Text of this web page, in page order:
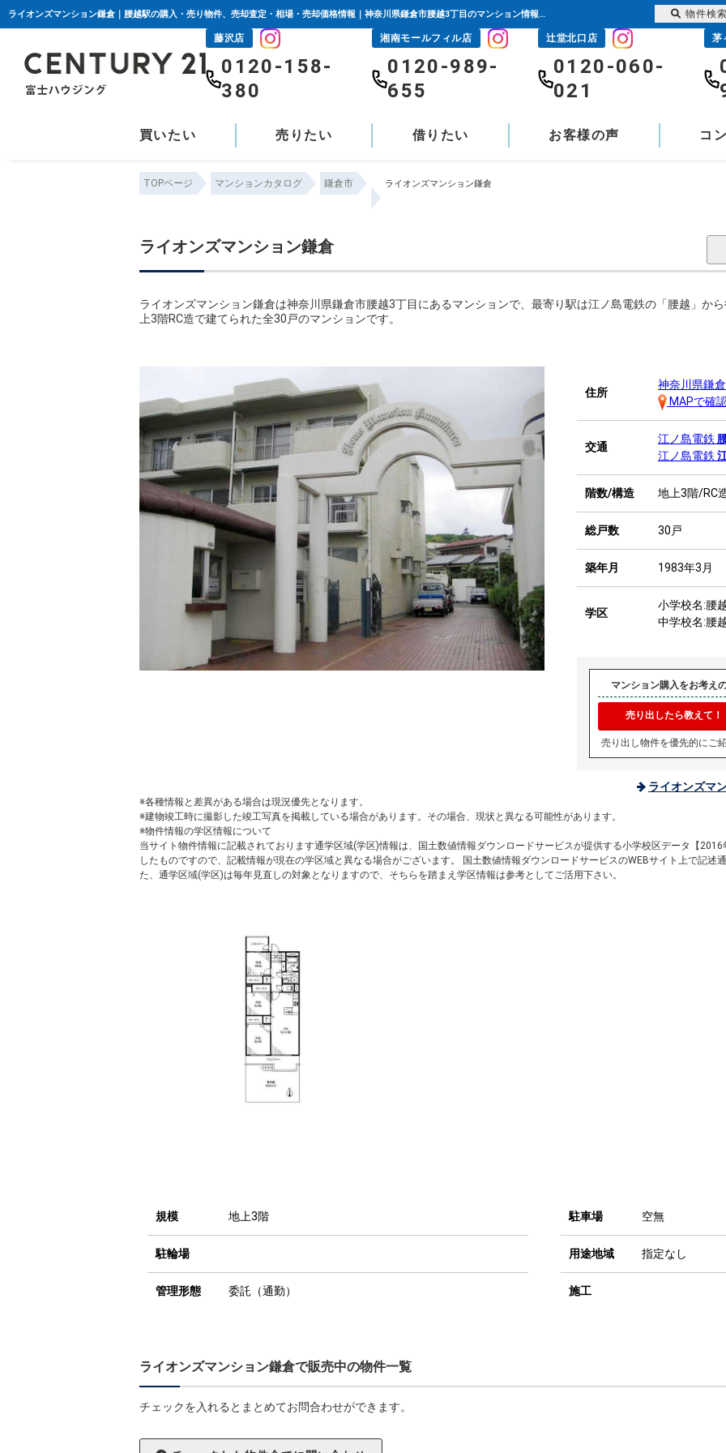
ライオンズマンション鎌倉｜腰越駅の購入・売り物件、売却査定・相場・売却価格情報｜神奈川県鎌倉市腰越3丁目のマンション情報｜センチュリー21富士ハウジング
藤沢店
0120-158-
380
湘南モールフィル店
0120-989-
655
辻堂北口店
0120-060-
021
茅
買いたい 売りたい 借りたい お客様の声 コ
TOPページ マンションカタログ 鎌倉市 ライオンズマンション鎌倉
ライオンズマンション鎌倉
ライオンズマンション鎌倉は神奈川県鎌倉市腰越3丁目にあるマンションで、最寄り駅は江ノ島電鉄の「腰越」か
上3階RC造で建てられた全30戸のマンションです。
住所
神奈川県鎌
MAPで確
交通
江ノ島電鉄
江ノ島電鉄
階数/構造 地上3階/RC
総戸数 30戸
築年月 1983年3月
学区
小学校名:腰
中学校名:腰
マンション購入をお考え
売り出したら教えて！
売り出し物件を優先的にご
ライオンズマ
※各種情報と差異がある場合は現況優先となります。
※建物竣工時に撮影した竣工写真を掲載している場合があります。その場合、現状と異なる可能性があります。
※物件情報の学区情報について
当サイト物件情報に記載されております通学区域(学区)情報は、国土数値情報ダウンロードサービスが提供する小学校区データ【
したものですので、記載情報が現在の学区域と異なる場合がございます。 国土数値情報ダウンロードサービスのWEBサイト上で記述
た、通学区域(学区)は毎年見直しの対象となりますので、そちらを踏まえ学区情報は参考としてご活用下さい。
規模 地上3階
駐輪場
管理形態 委託（通勤）
駐車場 空無
用途地域 指定なし
施工
ライオンズマンション鎌倉で販売中の物件一覧
チェックを入れるとまとめてお問合わせができます。
物件検